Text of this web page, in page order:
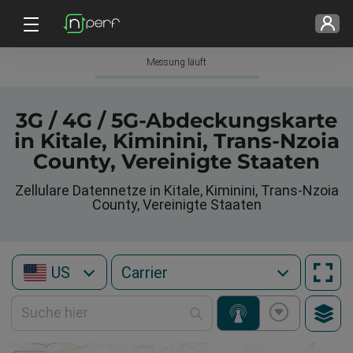
Messung läuft
3G / 4G / 5G-Abdeckungskarte
in Kitale, Kiminini, Trans-Nzoia
County, Vereinigte Staaten
Zellulare Datennetze in Kitale, Kiminini, Trans-Nzoia
County, Vereinigte Staaten
US